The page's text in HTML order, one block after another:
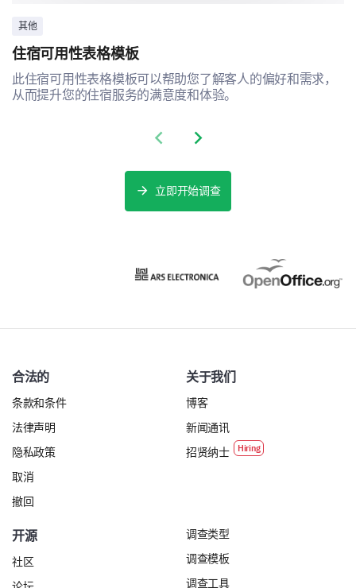
其他
住宿可用性表格模板
此住宿可用性表格模板可以帮助您了解客人的偏好和需求，
从而提升您的住宿服务的满意度和体验。
Previous slide
Next slide
立即开始调查
合法的
条款和条件
法律声明
隐私政策
取消
撤回
关于我们
博客
新闻通讯
招贤纳士
开源
社区
调查类型
调查模板
调查工具